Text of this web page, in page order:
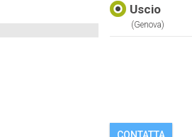
Uscio
(genova)